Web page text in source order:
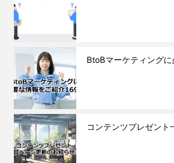
BtoBマーケティングに
コンテンツプレゼント